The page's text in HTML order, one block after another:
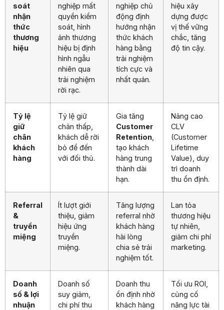
soát
nhận
thức
thương
hiệu
nghiệp mất
quyền kiểm
soát, hình
ảnh thương
hiệu bị định
hình ngẫu
nhiên qua
trải nghiệm
rời rạc.
nghiệp chủ
động định
hướng nhận
thức khách
hàng bằng
trải nghiệm
tích cực và
nhất quán.
hiệu xây
dựng được
vị thế vững
chắc, tăng
độ tin cậy.
Tỷ lệ
giữ
chân
khách
hàng
Tỷ lệ giữ
chân thấp,
khách dễ rời
bỏ để đến
với đối thủ.
Gia tăng
Customer
Retention
tạo khách
hàng trung
thành dài
hạn.
Nâng cao
CLV
(Customer
Lifetime
Value), duy
trì doanh
thu ổn định.
Referral
&
truyền
miệng
Ít lượt giới
thiệu, giảm
hiệu ứng
truyền
miệng.
Tăng lượng
referral nhờ
khách hàng
hài lòng
chia sẻ trải
nghiệm tốt.
Lan tỏa
thương hiệu
tự nhiên,
giảm chi phí
marketing.
Doanh
số & lợi
nhuận
Doanh số
suy giảm,
chi phí thu
Doanh thu
ổn định nhờ
khách hàng
Tối ưu ROI,
củng cố
năng lực tài